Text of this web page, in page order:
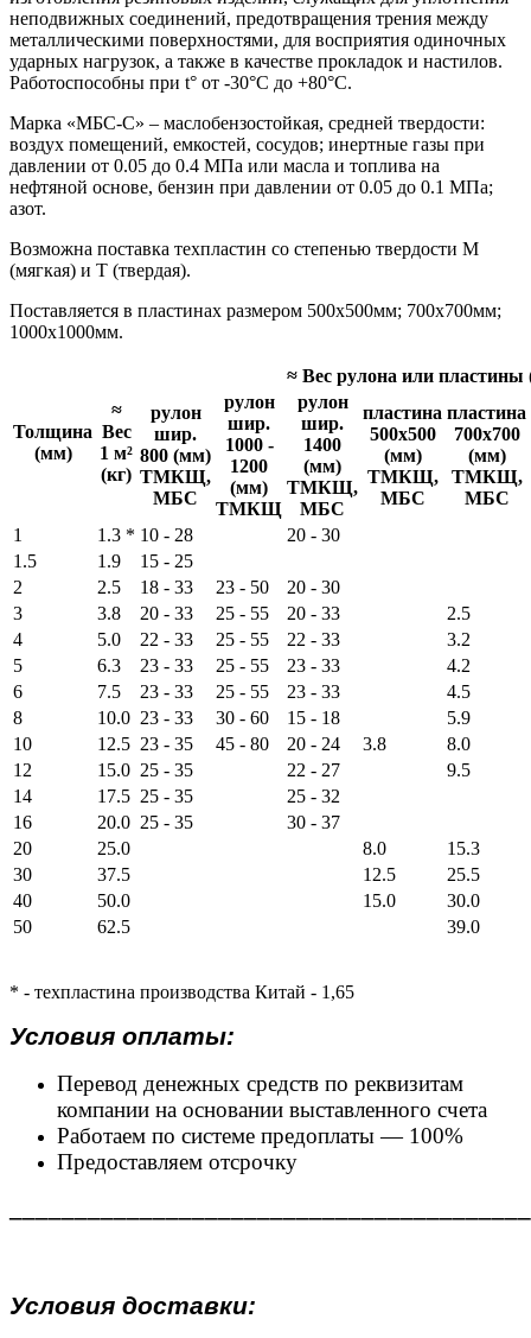
неподвижных соединений, предотвращения трения между
металлическими поверхностями, для восприятия одиночных
ударных нагрузок, а также в качестве прокладок и настилов.
Работоспособны при t° от -30°С до +80°С.
Марка «МБС-С» – маслобензостойкая, средней твердости:
воздух помещений, емкостей, сосудов; инертные газы при
давлении от 0.05 до 0.4 МПа или масла и топлива на
нефтяной основе, бензин при давлении от 0.05 до 0.1 МПа;
азот.
Возможна поставка техпластин со степенью твердости М
(мягкая) и Т (твердая).
Поставляется в пластинах размером 500х500мм; 700х700мм;
1000х1000мм.
Толщина
(мм)
≈
Вес
1 м²
(кг)
≈ Вес рулона или пластины
рулон
шир.
800 (мм)
ТМКЩ,
МБС
рулон
шир.
1000 -
1200
(мм)
ТМКЩ
рулон
шир.
1400
(мм)
ТМКЩ,
МБС
пластина
500x500
(мм)
ТМКЩ,
МБС
пластина
700x700
(мм)
ТМКЩ,
МБС
1
1.3 * 10 - 28
20 - 30
1.5
1.9
15 - 25
2
2.5 18 - 33 23 - 50
20 - 30
3
3.8 20 - 33 25 - 55 20 - 33
2.5
4
5.0 22 - 33 25 - 55 22 - 33
3.2
5
6.3 23 - 33 25 - 55 23 - 33
4.2
6
7.5 23 - 33 25 - 55 23 - 33
4.5
8
10.0 23 - 33 30 - 60 15 - 18
5.9
10
12.5 23 - 35 45 - 80 20 - 24 3.8
8.0
12
15.0 25 - 35 22 - 27
9.5
14
17.5 25 - 35
25 - 32
16
20.0 25 - 35
30 - 37
20
25.0 8.0
15.3
30
37.5 12.5
25.5
40
50.0 15.0
30.0
50
62.5 39.0
* - техпластина производства Китай - 1,65
Условия оплаты:
Перевод денежных средств по реквизитам
компании на основании выставленного счета
Работаем по системе предоплаты — 100%
Предоставляем отсрочку
Условия доставки: